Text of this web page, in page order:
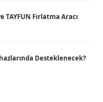
TAYFUN Fırlatma Aracı
Desteklenecek?